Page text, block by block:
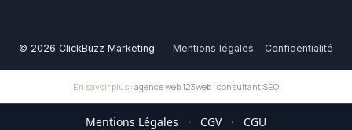
© 2026 ClickBuzz Marketing Mentions légales Confidentialité
En savoir plus : agence web 123web | consultant SEO
Mentions Légales · CGV · CGU